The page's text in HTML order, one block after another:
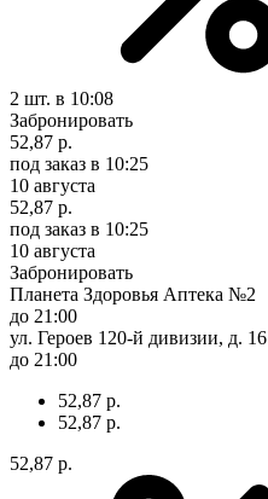
2 шт. в 10:08
Забронировать
52,87 р.
под заказ в 10:25
10 августа
52,87 р.
под заказ в 10:25
10 августа
Забронировать
Планета Здоровья Аптека №2
до 21:00
ул. Героев 120-й дивизии, д. 16
до 21:00
52,87 р.
52,87 р.
52,87 р.